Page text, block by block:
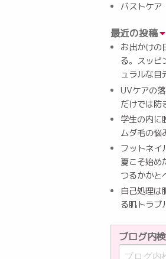
バストケア
最近の投稿
お出かけの
る。スッピ
ュラルな目
UVケアの
だけでは防
学生の内に
ムダ毛の悩
フットネイ
夏こそ始め
つるかかと
自己処理は
る肌トラブ
ブログ内